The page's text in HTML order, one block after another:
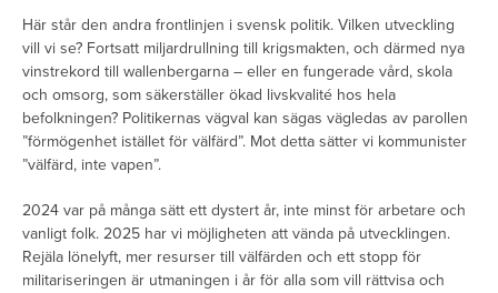
Här står den andra frontlinjen i svensk politik. Vilken utveckling
vill vi se? Fortsatt miljardrullning till krigsmakten, och därmed nya
vinstrekord till wallenbergarna – eller en fungerade vård, skola
och omsorg, som säkerställer ökad livskvalité hos hela
befolkningen? Politikernas vägval kan sägas vägledas av parollen
”förmögenhet istället för välfärd”. Mot detta sätter vi kommunister
”välfärd, inte vapen”.
2024 var på många sätt ett dystert år, inte minst för arbetare och
vanligt folk. 2025 har vi möjligheten att vända på utvecklingen.
Rejäla lönelyft, mer resurser till välfärden och ett stopp för
militariseringen är utmaningen i år för alla som vill rättvisa och